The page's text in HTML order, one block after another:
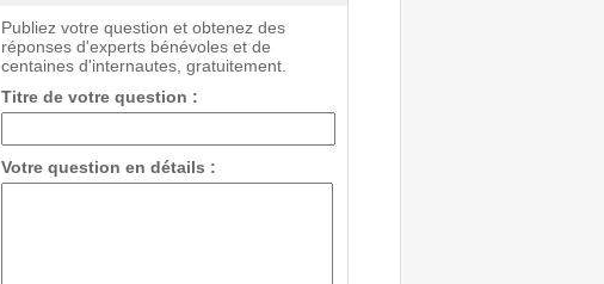
Publiez votre question et obtenez des
réponses d'experts bénévoles et de
centaines d'internautes, gratuitement.
Titre de votre question :
Votre question en détails :